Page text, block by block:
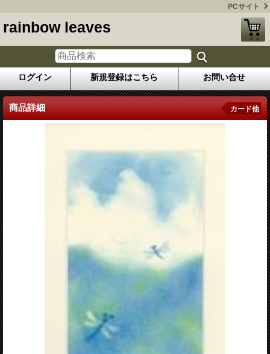
PCサイト
rainbow leaves
ログイン 新規登録はこちら お問い合せ
商品詳細 カード他